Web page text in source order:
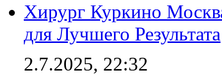
Хирург Куркино
для Лучшего Результата
2.7.2025, 22:32